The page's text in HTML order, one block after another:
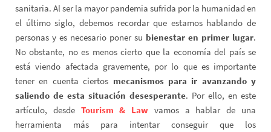
sanitaria. Al ser la mayor pandemia sufrida por la humanidad en
el último siglo, debemos recordar que estamos hablando de
personas y es necesario poner su bienestar en primer lugar.
No obstante, no es menos cierto que la economía del país se
está viendo afectada gravemente, por lo que es importante
tener en cuenta ciertos mecanismos para ir avanzando y
saliendo de esta situación desesperante. Por ello, en este
artículo, desde Tourism & Law vamos a hablar de una
herramienta más para intentar conseguir que los